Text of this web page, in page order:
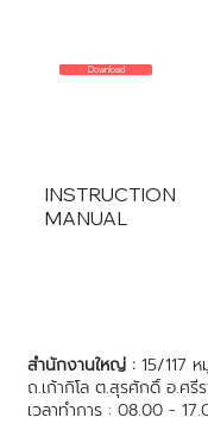
Download
INSTRUCTION
MANUAL
สำนักงานใหญ่ :15/117 ห
ถ.เก้ากิโล ต.สุรศักดิ์ อ.ศ
เวลาทำการ : 08.00 -